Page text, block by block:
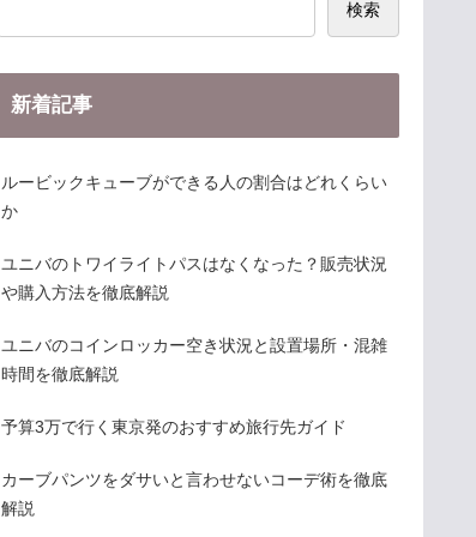
検索
新着記事
ルービックキューブができる人の割合はどれくらい
か
ユニバのトワイライトパスはなくなった？販売状況
や購入方法を徹底解説
ユニバのコインロッカー空き状況と設置場所・混雑
時間を徹底解説
予算3万で行く東京発のおすすめ旅行先ガイド
カーブパンツをダサいと言わせないコーデ術を徹底
解説